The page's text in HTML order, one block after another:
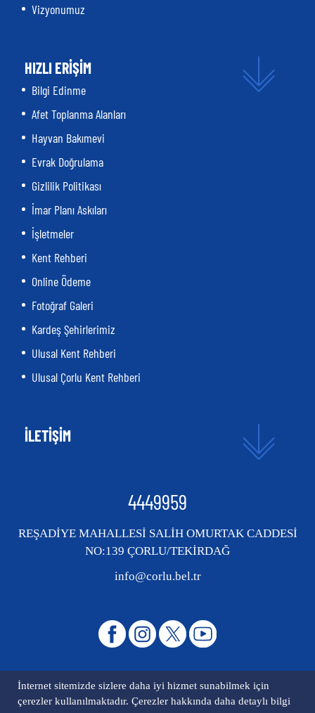
İnternet sitemizde sizlere daha iyi hizmet sunabilmek için
çerezler kullanılmaktadır. Çerezler hakkında daha detaylı bilgi
Vizyonumuz
HIZLI ERİŞİM
Bilgi Edinme
Afet Toplanma Alanları
Hayvan Bakımevi
Evrak Doğrulama
Gizlilik Politikası
İmar Planı Askıları
İşletmeler
Kent Rehberi
Online Ödeme
Fotoğraf Galeri
Kardeş Şehirlerimiz
Ulusal Kent Rehberi
Ulusal Çorlu Kent Rehberi
İLETİŞİM
4449959
REŞADİYE MAHALLESİ SALİH OMURTAK CADDESİ
NO:139 ÇORLU/TEKİRDAĞ
info@corlu.bel.tr